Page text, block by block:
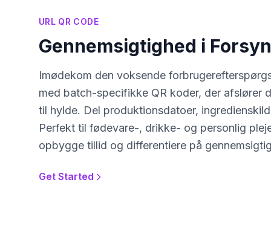
URL QR CODE
Gennemsigtighed i
Imødekom den voksende
med batch-specifikke QR koder, der afslører
til hylde. Del produktionsdatoer,
Perfekt til fødevare-, drikke- og personlig
opbygge tillid og differentiere på
Get Started